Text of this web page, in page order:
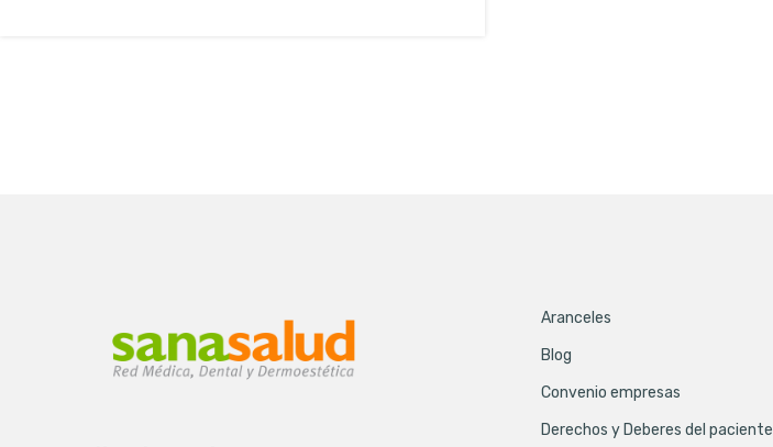
Aranceles
Blog
Convenio empresas
Derechos y Deberes del paciente